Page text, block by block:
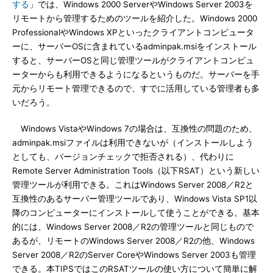
する 」では、Windows 2000 ServerやWindows Server 2003を
リモートから管理するためのツールを紹介した。Windows 2000
ProfessionalやWindows XPといったクライアントコンピュータ
ーに、サーバーOSに含まれているadminpak.msiをインストール
すると、サーバーOSと同じ管理ツールがクライアントコンピュ
ーターからも利用できるようになるというものだ。サーバーを手
元からリモート管理できるので、すでに活用している管理者も多
いだろう。
Windows VistaやWindows 7の場合は、互換性の問題のため、
adminpak.msiファイルは利用できないが（インストールしよう
としても、バージョンチェックで拒否される）、代わりに
Remote Server Administration Tools（以下RSAT）という新しい
管理ツールが利用できる。これはWindows Server 2008／R2と
互換性のあるサーバー管理ツールであり、Windows Vista SP1以
降のコンピューターにインストールして使うことができる。基本
的には、Windows Server 2008／R2の管理ツールと同じもので
あるが、リモートのWindows Server 2008／R2の他、Windows
Server 2008／R2のServer CoreやWindows Server 2003も管理
できる。本TIPSではこのRSATツールの使い方について簡単に解